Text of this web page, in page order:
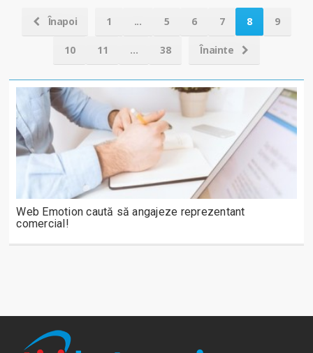
Înapoi 1 ... 5 6 7 8 9
10 11 ... 38 Înainte
Web Emotion caută să angajeze reprezentant
comercial!